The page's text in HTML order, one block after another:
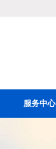
服务中心